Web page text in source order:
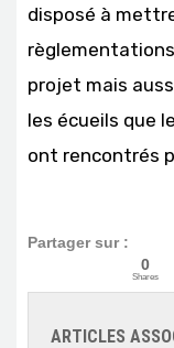
disposé à
projet mais
les écueils que
ont rencontrés
Partager sur :
0
Shares
ARTICLES